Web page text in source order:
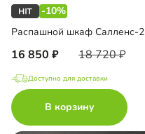
-10%
Распашной шкаф Салленс-2
16 850 18 720
Доступно для доставки
В корзину